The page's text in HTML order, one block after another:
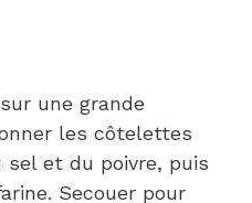
une grande
les côtelettes
sel et du poivre, puis
Secouer pour